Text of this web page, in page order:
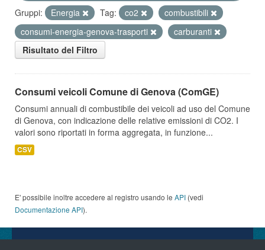
Gruppi:
Energia Tag: co2
combustibili
consumi-energia-genova-trasporti
carburanti
Risultato del Filtro
Consumi veicoli Comune di Genova (ComGE)
Consumi annuali di combustibile dei veicoli ad uso del Comune
di Genova, con indicazione delle relative emissioni di CO2. I
valori sono riportati in forma aggregata, in funzione...
CSV
E' possibile inoltre accedere al registro usando le API (vedi
Documentazione API).